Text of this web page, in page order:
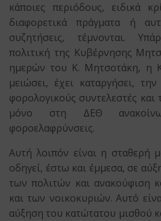
κάποιες περιόδους, ειδικά
διαφορετικά πράγματα ή
συζητήσεις, τέμνονται.
πολιτική της Κυβέρνησης
ημερών του Κ. Μητσοτάκη, η
μειώσει, έχει καταργήσει,
φορολογικούς συντελεστές και
μόνο στη ΔΕΘ
φοροελαφρύνσεις.
Αυτή λοιπόν είναι η σταθερή
οδηγεί, έστω και έμμεσα, σε
των πολιτών και ανακούφιση
και των νοικοκυριών. Αυτό
αύξηση του κατώτατου μισθού